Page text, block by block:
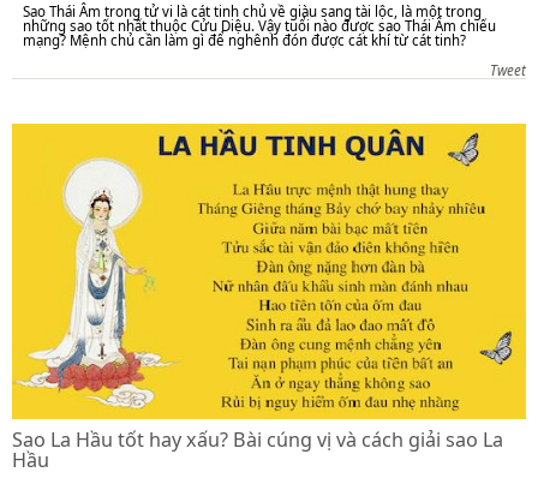
Sao Thái Âm trong tử vi là cát tinh chủ về giàu sang tài lộc, là một trong
những sao tốt nhất thuộc Cửu Diệu. Vậy tuổi nào được sao Thái Âm chiếu
mạng? Mệnh chủ cần làm gì để nghênh đón được cát khí từ cát tinh?
Tweet
Sao La Hầu tốt hay xấu? Bài cúng vị và cách giải sao La
Hầu